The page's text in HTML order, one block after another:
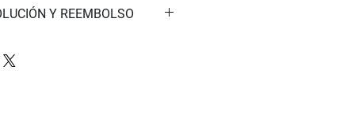
Y REEMBOLSO
Si, por cualquier motivo,